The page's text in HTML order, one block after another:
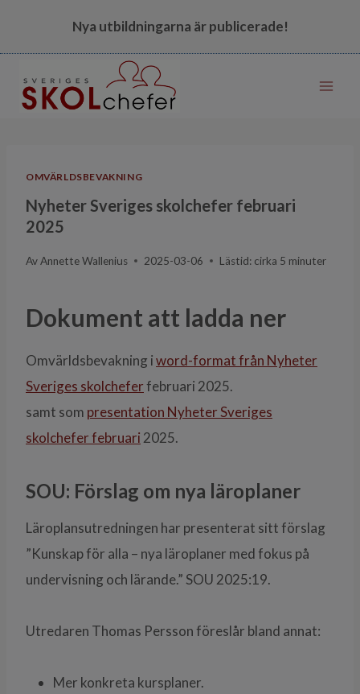
Nya utbildningarna är publicerade!
OMVÄRLDSBEVAKNING
Nyheter Sveriges skolchefer februari
2025
AvAnnette Wallenius 2025-03-06 Lästid: cirka 5 minuter
Dokument att ladda ner
Omvärldsbevakning iword-format från Nyheter
Sveriges skolcheferfebruari 2025.
samt som presentation Nyheter Sveriges
skolchefer februari 2025.
SOU: Förslag om nya läroplaner
Läroplansutredningen har presenterat sitt förslag
”Kunskap för alla – nya läroplaner med fokus på
undervisning och lärande.” SOU 2025:19.
Utredaren Thomas Persson föreslår bland annat:
Mer konkreta kursplaner.